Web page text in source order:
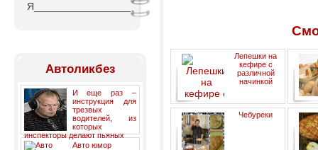
Я_________________
Автоликбез
И еще раз –
инструкция для
трезвых
водителей, из
которых
инспекторы делают пьяных
Авто юмор
Лепешки на
кефире с
различной
начинкой
Чебуреки